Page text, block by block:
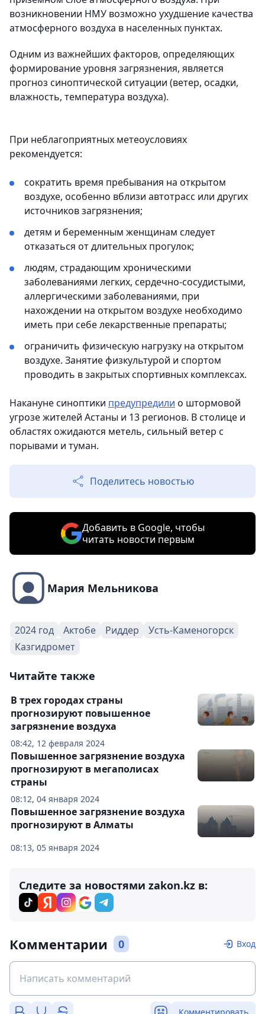
возникновении НМУ возможно ухудшение качества
атмосферного воздуха в населенных пунктах.
Одним из важнейших факторов, определяющих
формирование уровня загрязнения, является
прогноз синоптической ситуации (ветер, осадки,
влажность, температура воздуха).
При неблагоприятных метеоусловиях
рекомендуется:
сократить время пребывания на открытом
воздухе, особенно вблизи автотрасс или других
источников загрязнения;
детям и беременным женщинам следует
отказаться от длительных прогулок;
людям, страдающим хроническими
заболеваниями легких, сердечно-сосудистыми,
аллергическими заболеваниями, при
нахождении на открытом воздухе необходимо
иметь при себе лекарственные препараты;
ограничить физическую нагрузку на открытом
воздухе. Занятие физкультурой и спортом
проводить в закрытых спортивных комплексах.
Накануне синоптики предупредили о штормовой
угрозе жителей Астаны и 13 регионов. В столице и
областях ожидаются метель, сильный ветер с
порывами и туман.
Поделитесь новостью
Добавить в Google, чтобы
читать новости первым
Мария Мельникова
2024 год Актобе Риддер
Усть-Каменогорск
Казгидромет
Читайте также
08:42, 12 февраля 2024
В трех городах страны
прогнозируют повышенное
загрязнение воздуха
08:12, 04 января 2024
Повышенное загрязнение воздуха
прогнозируют в мегаполисах
страны
08:13, 05 января 2024
Повышенное загрязнение воздуха
прогнозируют в Алматы
Следите за новостями zakon.kz в:
Комментарии 0 Вход